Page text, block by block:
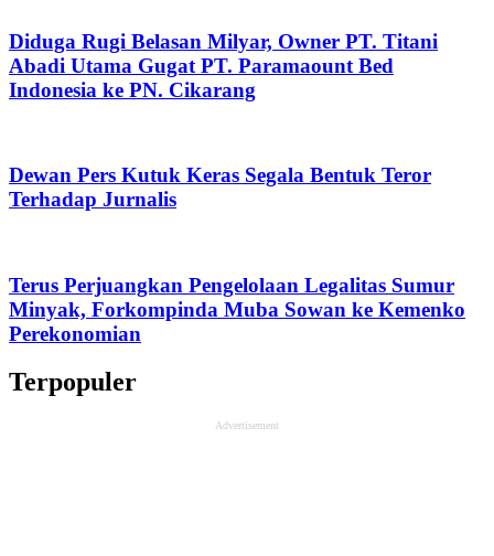
Diduga Rugi Belasan Milyar, Owner PT. Titani
Abadi Utama Gugat PT. Paramaount Bed
Indonesia ke PN. Cikarang
Dewan Pers Kutuk Keras Segala Bentuk Teror
Terhadap Jurnalis
Terus Perjuangkan Pengelolaan Legalitas Sumur
Minyak, Forkompinda Muba Sowan ke Kemenko
Perekonomian
Terpopuler
Advertisement